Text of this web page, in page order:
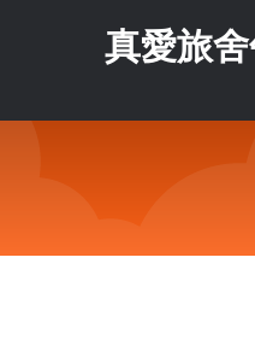
真愛旅